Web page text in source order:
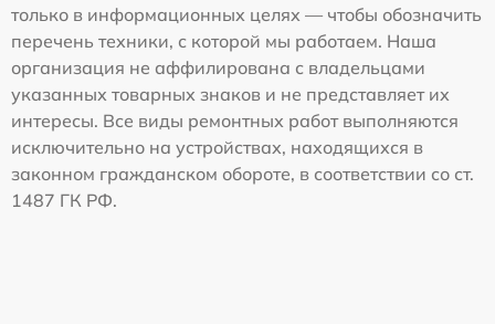
только в информационных целях — чтобы обозначить
перечень техники, с которой мы работаем. Наша
организация не аффилирована с владельцами
указанных товарных знаков и не представляет их
интересы. Все виды ремонтных работ выполняются
исключительно на устройствах, находящихся в
законном гражданском обороте, в соответствии со ст.
1487 ГК РФ.